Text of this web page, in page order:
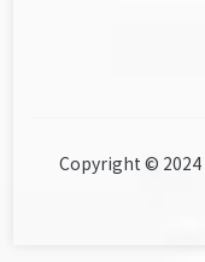
Copyright © 2024